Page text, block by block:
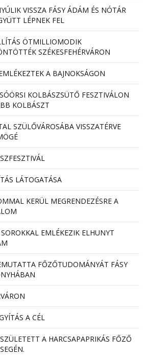
VISSZA FÁSY ÁDÁM ÉS NÓTÁR
LÉPNEK FEL
ÖTMILLIOMODIK
SZÉKESFEHÉRVÁRON
A BAJNOKSÁGON
KOLBÁSZSÜTŐ FESZTIVÁLON
KOLBÁSZT
SZÜLŐVÁROSÁBA VISSZATÉRVE
LÁTOGATÁSA
KERÜL MEGRENDEZÉSRE A
EMLÉKEZIK ELHUNYT
FŐZŐTUDOMÁNYÁT FÁSY
A CÉL
A HARCSAPAPRIKÁS FŐZŐ